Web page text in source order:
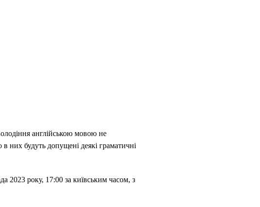
англійською мовою не
них будуть допущені деякі граматичні
2023 року, 17:00 за київським часом, з